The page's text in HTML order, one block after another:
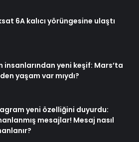
6A kalıcı yörüngesine ulaştı
insanlarından yeni keşif: Mars’ta
yaşam var mıydı?
yeni özelliğini duyurdu:
mesajlar! Mesaj nasıl